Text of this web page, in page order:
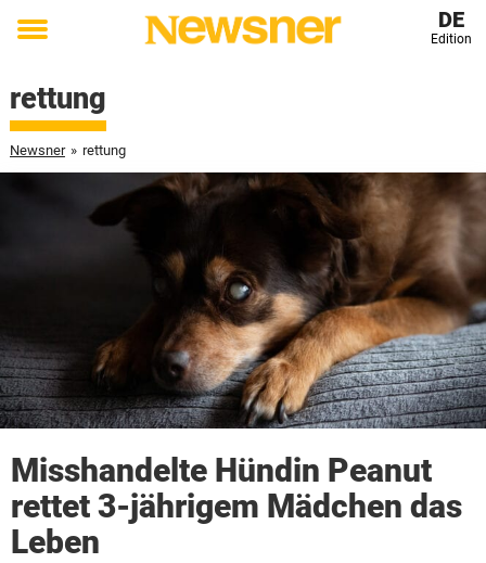
Toggle
DE
Edition
rettung
Newsner » rettung
Misshandelte Hündin Peanut
rettet 3-jährigem Mädchen das
Leben